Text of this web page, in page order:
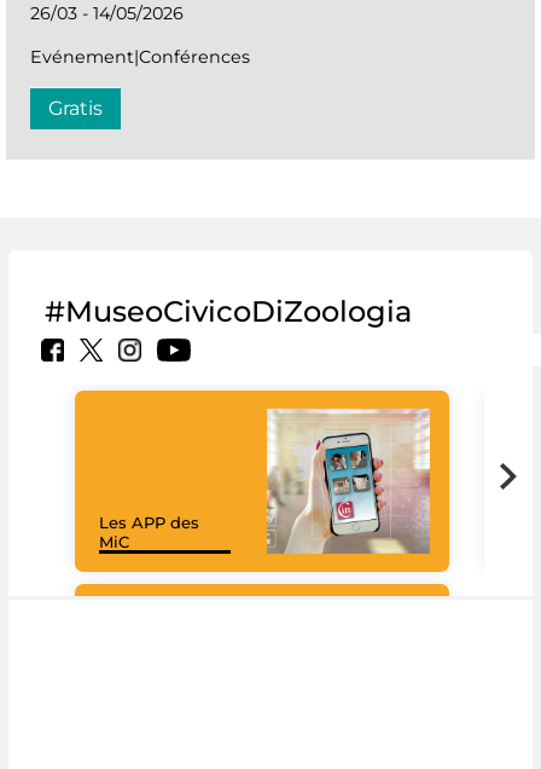
26/03 - 14/05/2026
Evénement|Conférences
Gratis
#MuseoCivicoDiZoologia
Les APP des
MiC